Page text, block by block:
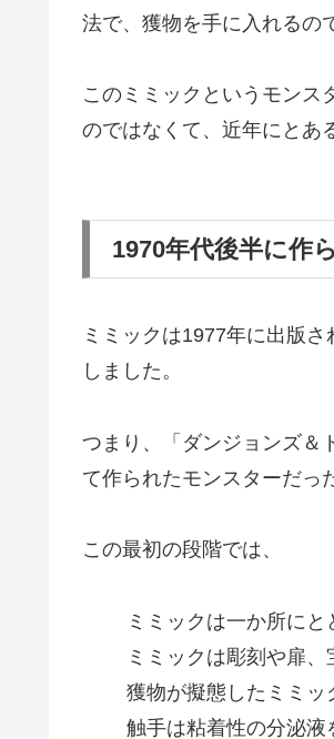
法で、獲物を手に入れるの
このミミックというモンス
のではなくて、近年にとあ
1970年代後半に作
ミミックは1977年に出版
しました。
つまり、「ダンジョンズ＆
て作られたモンスターだっ
この最初の段階では、
ミミックは一か所に
ミミックは彫刻や扉、
獲物が擬態したミミッ
触手は粘着性の分泌液